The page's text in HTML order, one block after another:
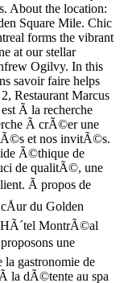
About the location:
Square Mile. Chic
forms the vibrant
at our stellar
Ogilvy. In this
savoir faire helps
Restaurant Marcus
Ã la recherche
Ã crÃ©er une
et nos invitÃ©s.
Ã©thique de
de qualitÃ©, une
Ã propos de
du Golden
HÃ´tel MontrÃ©al
proposons une
gastronomie de
la dÃ©tente au spa